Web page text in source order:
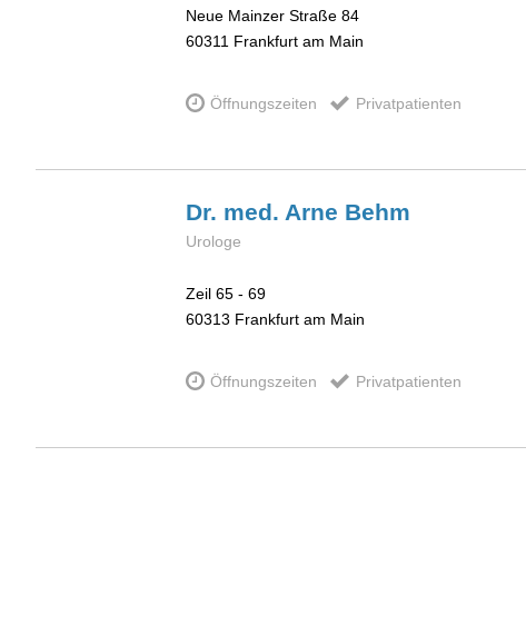
Neue Mainzer Straße 84
60311 Frankfurt am Main
Öffnungszeiten Privatpatienten
Dr. med. Arne Behm
Urologe
Zeil 65 - 69
60313 Frankfurt am Main
Öffnungszeiten Privatpatienten